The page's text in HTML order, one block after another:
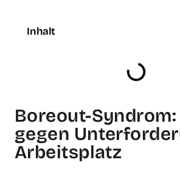
Inhalt
Boreout-Syndrom:
gegen
Arbeitsplatz